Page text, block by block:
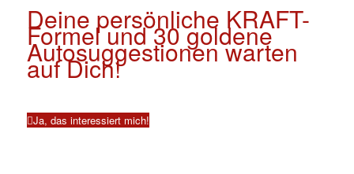
Deine persönliche KRAFT-
Formel und 30 goldene
Autosuggestionen warten
auf Dich!
Ja, das interessiert mich!